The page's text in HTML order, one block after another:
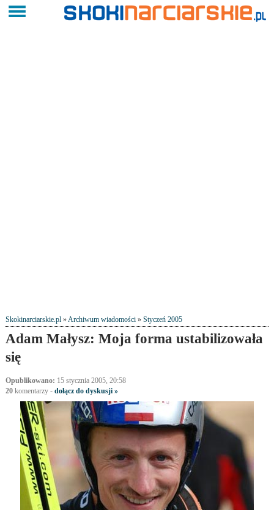
Skokinarciarskie.pl»Archiwum wiadomości» Styczeń 2005
Adam Małysz: Moja forma ustabilizowała
się
Opublikowano: 15 stycznia 2005, 20:58
20komentarzy- dołącz do dyskusji »